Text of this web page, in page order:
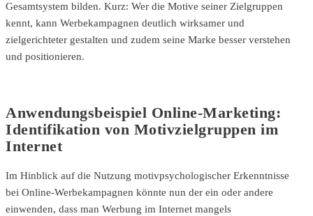
Gesamtsystem bilden. Kurz: Wer die Motive seiner Zielgruppen
kennt, kann Werbekampagnen deutlich wirksamer und
zielgerichteter gestalten und zudem seine Marke besser verstehen
und positionieren.
Anwendungsbeispiel Online-Marketing:
Identifikation von Motivzielgruppen im
Internet
Im Hinblick auf die Nutzung motivpsychologischer Erkenntnisse
bei Online-Werbekampagnen könnte nun der ein oder andere
einwenden, dass man Werbung im Internet mangels